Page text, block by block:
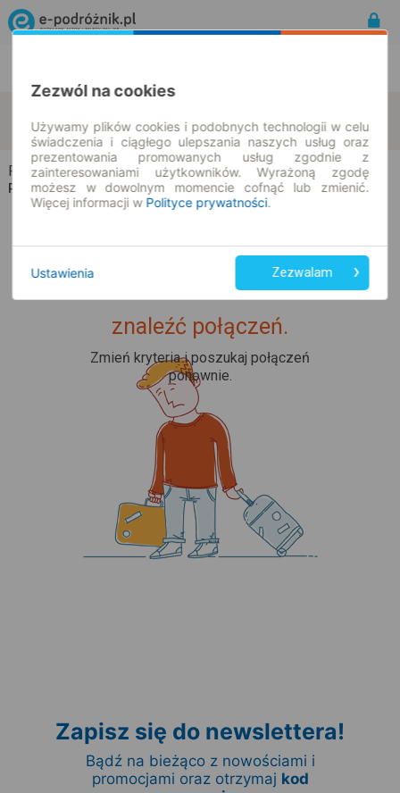
08.08.2026 | -- : --
zmień kryteria
Powiercie-Kolonia → Kadzidłowa
Rozkład jazdy i bilety
Upss... Nie udało nam się
znaleźć połączeń.
Zmień kryteria i poszukaj połączeń
ponownie.
Zapisz się do newslettera!
Bądź na bieżąco z nowościami i
promocjami oraz otrzymaj kod
Zezwól na cookies
Używamy plików cookies i podobnych technologii w celu
świadczenia i ciągłego ulepszania naszych usług oraz
prezentowania promowanych usług zgodnie z
zainteresowaniami użytkowników. Wyrażoną zgodę
możesz w dowolnym momencie cofnąć lub zmienić.
Więcej informacji w Polityce prywatności.
Ustawienia Zezwalam